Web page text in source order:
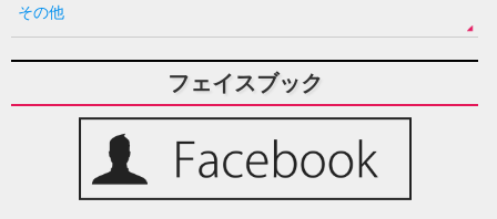
その他
フェイスブック